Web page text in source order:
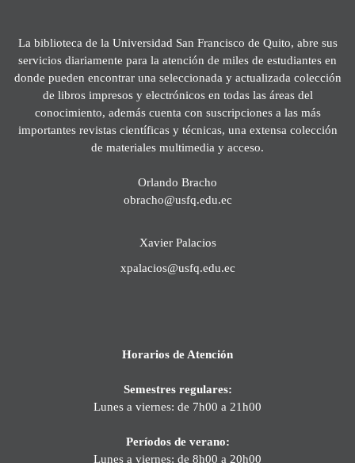
La biblioteca de la Universidad San Francisco de Quito, abre sus
servicios diariamente para la atención de miles de estudiantes en
donde pueden encontrar una seleccionada y actualizada colección
de libros impresos y electrónicos en todas las áreas del
conocimiento, además cuenta con suscripciones a las más
importantes revistas científicas y técnicas, una extensa colección
de materiales multimedia y acceso.
Orlando Bracho
obracho@usfq.edu.ec
Xavier Palacios
xpalacios@usfq.edu.ec
Horarios de Atención
Semestres regulares:
Lunes a viernes: de 7h00 a 21h00
Períodos de verano:
Lunes a viernes: de 8h00 a 20h00